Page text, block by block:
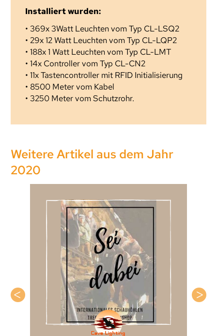
Installiert wurden:
• 369x 3Watt Leuchten vom Typ CL-LSQ2
• 29x 12 Watt Leuchten vom Typ CL-LQP2
• 188x 1 Watt Leuchten vom Typ CL-LMT
• 14x Controller vom Typ CL-CN2
• 11x Tastencontroller mit RFID Initialisierung
• 8500 Meter vom Kabel
• 3250 Meter vom Schutzrohr.
Weitere Artikel aus dem Jahr
2020